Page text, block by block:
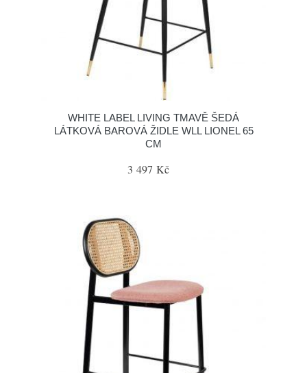
WHITE LABEL LIVING TMAVĚ ŠEDÁ
LÁTKOVÁ BAROVÁ ŽIDLE WLL LIONEL 65
CM
3 497 Kč